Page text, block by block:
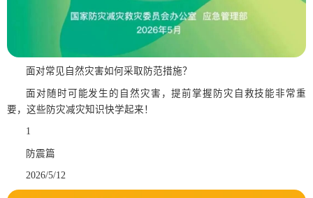
面对常见自然灾害如何采取防范措施？
面对随时可能发生的自然灾害，提前掌握防灾自救技能非常重
要，这些防灾减灾知识快学起来！
1
防震篇
2026/5/12